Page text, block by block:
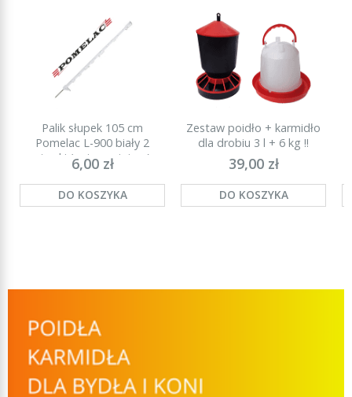
Palik słupek 105 cm
Pomelac L-900 biały 2
stopki (najmocniejszy)
6,00 zł
DO KOSZYKA
Zestaw poidło + karmidło
dla drobiu 3 l + 6 kg !!
39,00 zł
DO KOSZYKA